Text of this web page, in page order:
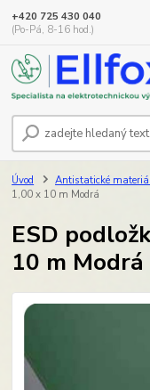
+420 725 430 040
(Po-Pá, 8-16 hod.)
Úvod Antistatické
1,00 x 10 m Modrá
ESD
10 m Modrá